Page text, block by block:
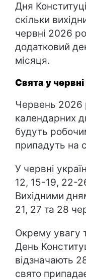
Дня
скільки
червні 2026
додатковий
місяця.
Свята у
Червень 2026
календарних
будуть
припадуть на
У червні
12, 15-19, 22-
Вихідними
21, 27 та 28
Окрему увагу
День
відзначають
свято